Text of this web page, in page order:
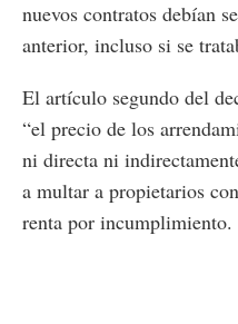
nuevos contratos debían
anterior, incluso si se
El artículo segundo del
“el precio de los
ni directa ni
a multar a propietarios
renta por incumplimiento.